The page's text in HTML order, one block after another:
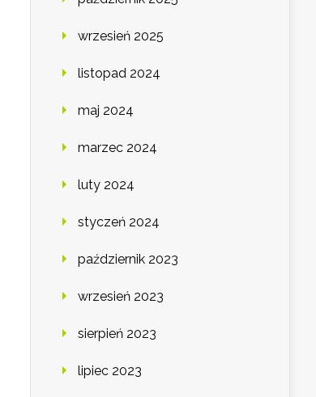
wrzesień 2025
listopad 2024
maj 2024
marzec 2024
luty 2024
styczeń 2024
październik 2023
wrzesień 2023
sierpień 2023
lipiec 2023